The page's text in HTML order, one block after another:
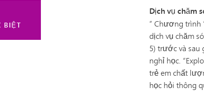
BIỆT
Dịch vụ chăm
” Chương trình
dịch vụ chăm
5) trước và
nghỉ học.
trẻ em chất
học hỏi thông